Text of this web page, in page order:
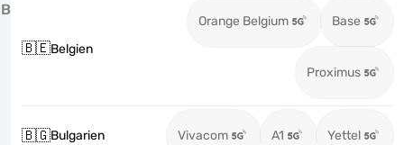
B
🇧🇪Belgien
Orange Belgium Base
Proximus
🇧🇬Bulgarien Vivacom A1 Yettel